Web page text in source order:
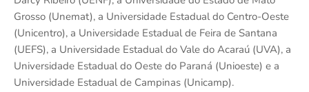
Grosso (Unemat), a Universidade Estadual do Centro-Oeste
(Unicentro), a Universidade Estadual de Feira de Santana
(UEFS), a Universidade Estadual do Vale do Acaraú (UVA), a
Universidade Estadual do Oeste do Paraná (Unioeste) e a
Universidade Estadual de Campinas (Unicamp).